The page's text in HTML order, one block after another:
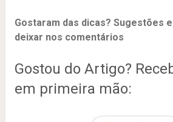
Gostaram das dicas? Sugestões
deixar nos comentários
Gostou do Artigo?
em primeira mão: